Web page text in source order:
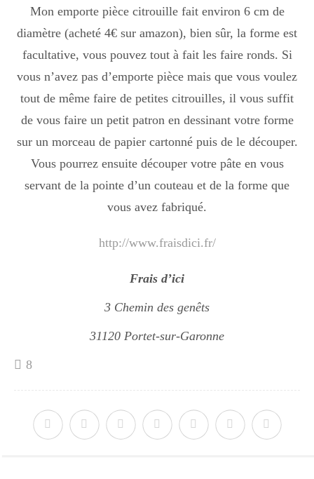
Mon emporte pièce citrouille fait environ 6 cm de
diamètre (acheté 4€ sur amazon), bien sûr, la forme est
facultative, vous pouvez tout à fait les faire ronds. Si
vous n’avez pas d’emporte pièce mais que vous voulez
tout de même faire de petites citrouilles, il vous suffit
de vous faire un petit patron en dessinant votre forme
sur un morceau de papier cartonné puis de le découper.
Vous pourrez ensuite découper votre pâte en vous
servant de la pointe d’un couteau et de la forme que
vous avez fabriqué.
http://www.fraisdici.fr/
Frais d’ici
3 Chemin des genêts
31120 Portet-sur-Garonne
8